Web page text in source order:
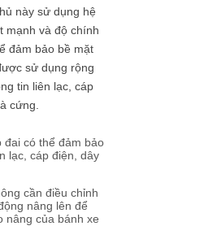
này sử dụng hệ
mạnh và độ chính
đảm bảo bề mặt
sử dụng rộng
tin liên lạc, cáp
cứng.
đai có thể đảm bảo
lạc, cáp điện, dây
cần điều chỉnh
nâng lên để
nâng của bánh xe